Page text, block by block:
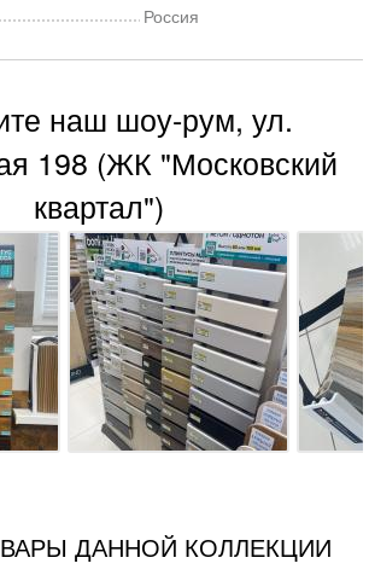
Россия
наш шоу-рум, ул.
198 (ЖК "Московский
квартал")
ДАННОЙ КОЛЛЕКЦИИ